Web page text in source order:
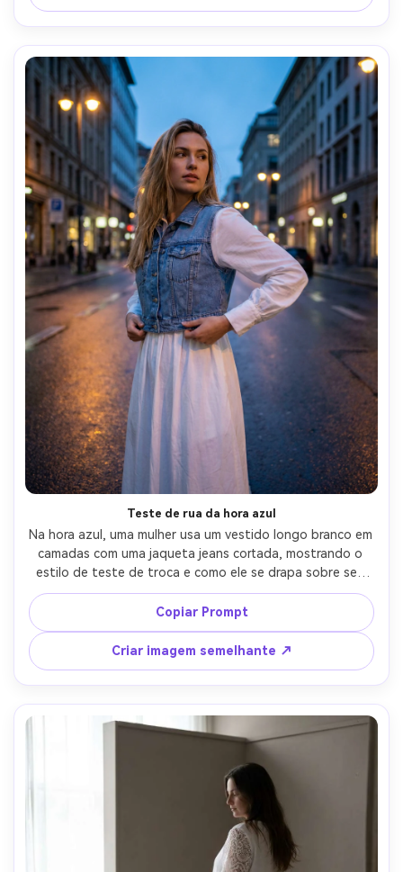
Teste de rua da hora azul
Na hora azul, uma mulher usa um vestido longo branco em
camadas com uma jaqueta jeans cortada, mostrando o
estilo de teste de troca e como ele se drapa sobre seu
quadro em uma luz mais fria; Lâmpadas de rua da cidade
mais céu ambiente, Sony A7S III 35mm f/1.8, vertical de
corpo inteiro, clima de contraste nítido, textura de pele
fotorealista, iluminação mista precisa, roupa drapada
naturalmente em seu quadro-AR 4:5
Copiar Prompt
Criar imagem semelhante ↗